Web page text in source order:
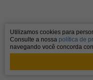
Utilizamos cookies para
Consulte a nossa política de
navegando você concorda